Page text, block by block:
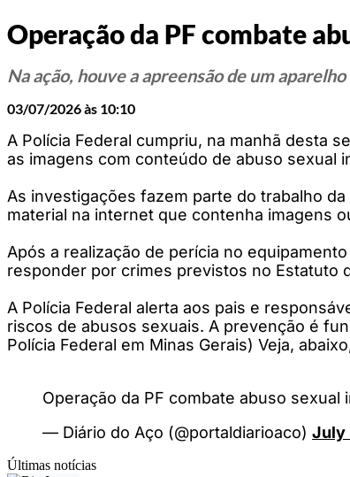
Operação da PF combate
Na ação, houve a apreensão de um
03/07/2026 às 10:10
A Polícia Federal cumpriu, na manhã desta
as imagens com conteúdo de abuso sexual
As investigações fazem parte do trabalho
material na internet que contenha imagens
Após a realização de perícia no
responder por crimes previstos no Estatuto
A Polícia Federal alerta aos pais e
riscos de abusos sexuais. A prevenção é
Polícia Federal em Minas Gerais) Veja,
Operação da PF combate abuso sexual
— Diário do Aço (@portaldiarioaco) July
Últimas notícias